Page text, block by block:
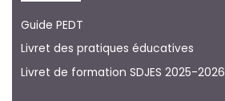
Guide PEDT
Livret des pratiques éducatives
Livret de formation SDJES 2025-2026